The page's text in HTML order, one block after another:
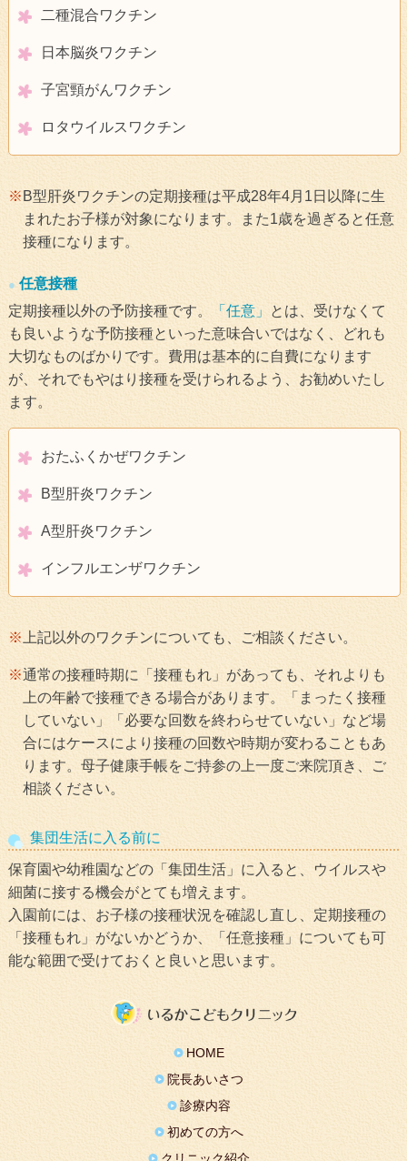
二種混合ワクチン
日本脳炎ワクチン
子宮頸がんワクチン
ロタウイルスワクチン
B型肝炎ワクチンの定期接種は平成28年4月1日以降に生
まれたお子様が対象になります。また1歳を過ぎると任意
接種になります。
任意接種
定期接種以外の予防接種です。
「任意」
とは、受けなくて
も良いような予防接種といった意味合いではなく、どれも
大切なものばかりです。費用は基本的に自費になります
が、それでもやはり接種を受けられるよう、お勧めいたし
ます。
おたふくかぜワクチン
B型肝炎ワクチン
A型肝炎ワクチン
インフルエンザワクチン
上記以外のワクチンについても、ご相談ください。
通常の接種時期に「接種もれ」があっても、それよりも
上の年齢で接種できる場合があります。「まったく接種
していない」「必要な回数を終わらせていない」など場
合にはケースにより接種の回数や時期が変わることもあ
ります。母子健康手帳をご持参の上一度ご来院頂き、ご
相談ください。
集団生活に入る前に
保育園や幼稚園などの「集団生活」に入ると、ウイルスや
細菌に接する機会がとても増えます。
入園前には、お子様の接種状況を確認し直し、定期接種の
「接種もれ」がないかどうか、「任意接種」についても可
能な範囲で受けておくと良いと思います。
HOME
院長あいさつ
診療内容
初めての方へ
クリニック紹介